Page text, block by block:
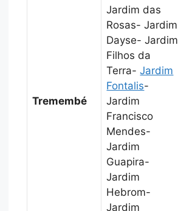
Tremembé
Jardim das
Rosas- Jardim
Dayse- Jardim
Filhos da
Terra-Jardim
Fontalis-
Jardim
Francisco
Mendes-
Jardim
Guapira-
Jardim
Hebrom-
Jardim